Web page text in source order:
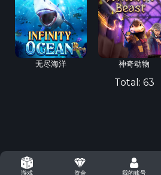
无尽海洋 神奇动物
Total: 63
游戏 资金 我的账号